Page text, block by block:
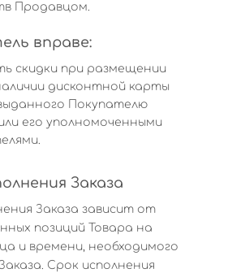
Продавцом.
вправе:
скидки при размещении
дисконтной карты
Покупателю
его уполномоченными
Заказа
Заказа зависит от
позиций Товара на
и времени, необходимого
Срок исполнения